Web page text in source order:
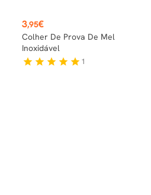
Preço
3,95€
Colher De Prova De Mel
Inoxidável
star star star star star 1